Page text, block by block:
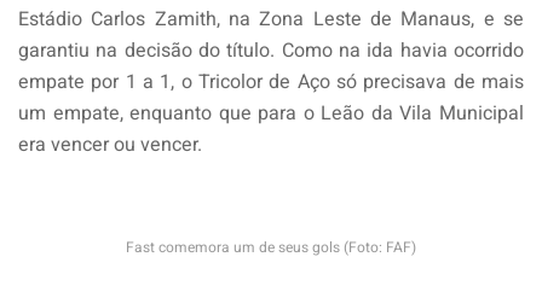
Estádio Carlos Zamith, na Zona Leste de Manaus, e se
garantiu na decisão do título. Como na ida havia ocorrido
empate por 1 a 1, o Tricolor de Aço só precisava de mais
um empate, enquanto que para o Leão da Vila Municipal
era vencer ou vencer.
Fast comemora um de seus gols (Foto: FAF)